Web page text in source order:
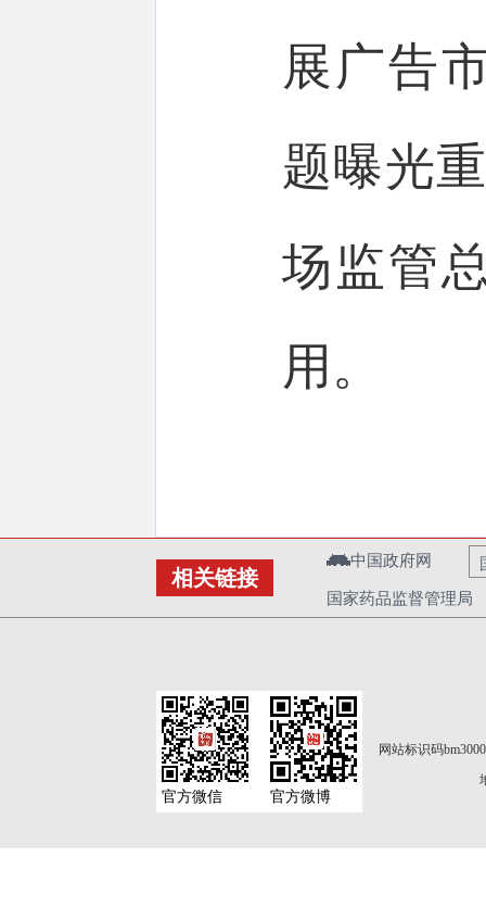
展广告
题曝光
场监管
用。
相关链接
中国政府网
国家药品监督管理局
网站标识码
官方微信 官方微博